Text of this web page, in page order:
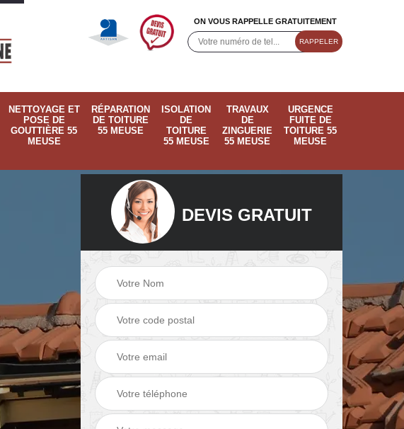
ON VOUS RAPPELLE GRATUITEMENT
NETTOYAGE ET
POSE DE
GOUTTIÈRE 55
MEUSE
RÉPARATION
DE TOITURE
55 MEUSE
ISOLATION
DE
TOITURE
55 MEUSE
TRAVAUX
DE
ZINGUERIE
55 MEUSE
URGENCE
FUITE DE
TOITURE 55
MEUSE
Nettoyage et pose
de gouttière 55
Meuse
Meuse
Ramonage de
cheminée 55
DEVIS GRATUIT